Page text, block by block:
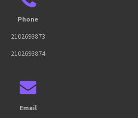
Phone
2102693873
2102693874
Email